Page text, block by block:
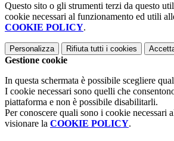
Questo sito o gli strumenti terzi da questo
cookie necessari al funzionamento ed utili
COOKIE POLICY.
Personalizza Rifiuta tutti i cookies
Gestione cookie
In questa schermata è possibile scegliere
I cookie necessari sono quelli che
piattaforma e non è possibile disabilitarli.
Per conoscere quali sono i cookie necessari
visionare la COOKIE POLICY.